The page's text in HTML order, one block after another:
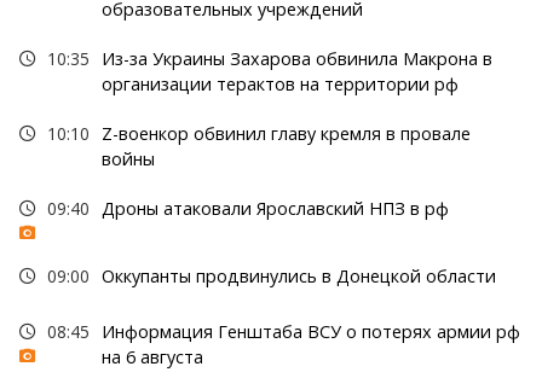
образовательных учреждений
10:35
Из-за Украины Захарова обвинила Макрона в
организации терактов на территории рф
10:10
Z-военкор обвинил главу кремля в провале
войны
09:40 Дроны атаковали Ярославский НПЗ в рф
09:00 Оккупанты продвинулись в Донецкой области
08:45
Информация Генштаба ВСУ о потерях армии рф
на 6 августа